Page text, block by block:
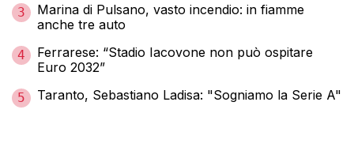
3
Marina di Pulsano, vasto incendio: in fiamme
anche tre auto
4
Ferrarese: “Stadio Iacovone non può ospitare
Euro 2032”
5 Taranto, Sebastiano Ladisa: "Sogniamo la Serie A"